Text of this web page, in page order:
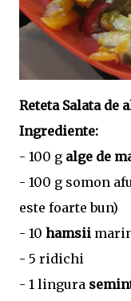
Reteta Salata de
Ingrediente:
- 100 g alge de
- 100 g somon
este foarte bun)
- 10 hamsii
- 5 ridichi
- 1 lingura